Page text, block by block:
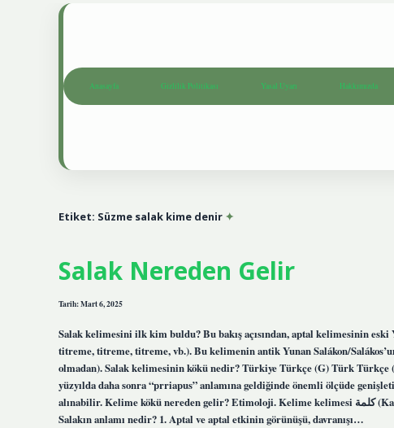
Anasayfa Gizlilik Politikası Yasal Uyarı Hakkımızda
Etiket: Süzme salak kime denir
Salak Nereden Gelir
Tarih: Mart 6, 2025
Salak kelimesini ilk kim buldu? Bu bakış açısından, aptal kelimesinin eski
titreme, titreme, titreme, vb.). Bu kelimenin antik Yunan Salákon/
olmadan). Salak kelimesinin kökü nedir? Türkiye Türkçe (G) Türk
yüzyılda daha sonra “prriapus” anlamına geldiğinde önemli ölçüde
alınabilir. Kelime kökü nereden gelir? Etimoloji. Kelime kelimesi كلمة (Kalima (t)) kelimesinden ödünç alınır “Söylenenler” ne anlama geliyor.
Salakın anlamı nedir? 1. Aptal ve aptal etkinin görünüşü, davranışı…